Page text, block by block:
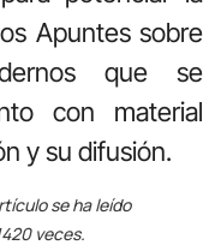
Apuntes sobre
que se
con material
y su difusión.
se ha leído
veces.